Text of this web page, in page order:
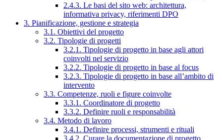
2.4.3. Le basi del sito web: architettura,
informativa privacy, riferimenti DPO
3. Pianificazione, gestione e strategia
3.1. Obiettivi del progetto
3.2. Tipologie di progetti
3.2.1. Tipologie di progetto in base agli attori
coinvolti nel servizio
3.2.2. Tipologie di progetto in base al focus
3.2.3. Tipologie di progetto in base all’ambito di
intervento
3.3. Competenze, ruoli e figure coinvolte
3.3.1. Coordinatore di progetto
3.3.2. Definire ruoli e responsabilità
3.4. Metodo di lavoro
3.4.1. Definire processi, strumenti e rituali
3.4.2. Curare la documentazione di progetto